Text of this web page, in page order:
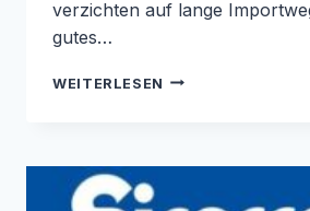
verzichten auf lange
gutes…
WEITERLESEN NEU
UND